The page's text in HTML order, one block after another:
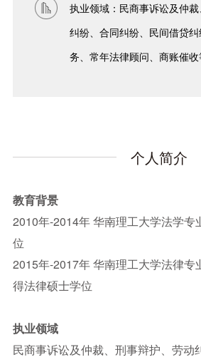
执业领域：民商事诉讼及仲
纠纷、合同纠纷、民间借贷
务、常年法律顾问、商账催收
个人简介
教育背景
2010年-2014年 华南理工大学法学专
位
2015年-2017年 华南理工大学法律专
得法律硕士学位
执业领域
民商事诉讼及仲裁、刑事辩护、劳动